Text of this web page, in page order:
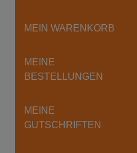
MEIN WARENKORB
MEINE
BESTELLUNGEN
MEINE
GUTSCHRIFTEN